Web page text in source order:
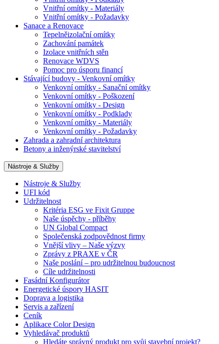
Vnitřní omítky - Materiály
Vnitřní omítky - Požadavky
Sanace a Renovace
Tepelněizolační omítky
Zachování památek
Izolace vnitřních stěn
Renovace WDVS
Pomoc pro úsporu financí
Stávající budovy - Venkovní omítky
Venkovní omítky - Sanační omítky
Venkovní omítky - Poškození
Venkovní omítky - Design
Venkovní omítky - Podklady
Venkovní omítky - Materiály
Venkovní omítky - Požadavky
Zahrada a zahradní architektura
Betony a inženýrské stavitelství
Nástroje & Služby
Nástroje & Služby
UFI kód
Udržitelnost
Kritéria ESG ve Fixit Gruppe
Naše úspěchy - příběhy
UN Global Compact
Společenská zodpovědnost firmy
Vnější vlivy – Naše výzvy
Zprávy z PRAXE v ČR
Naše poslání – pro udržitelnou budoucnost
Cíle udržitelnosti
Fasádní Konfigurátor
Energetické úspory HASIT
Doprava a logistika
Servis a zařízení
Ceník
Aplikace Color Design
Vyhledávač produktů
Hledáte správný produkt pro svůj stavební projekt?